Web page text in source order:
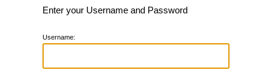
Enter your Username and Password
Username: